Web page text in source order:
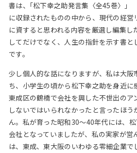
書は、｢松下幸之助発言集〈全45巻〉｣
に収録されたものの中から、現代の経
に資すると思われる内容を厳選し編集し
してだけでなく、人生の指針を示す書
です。
少し個人的な話になりますが、私は大阪
ち、小学生の頃から松下幸之助を身近に
東成区の鶴橋で会社を興した不世出のア
しないではいられなかったと言ったほう
ん。私が育った昭和30～40年代には、
会社となっていましたが、私の実家が営
は、東成、東大阪のいわゆる零細企業